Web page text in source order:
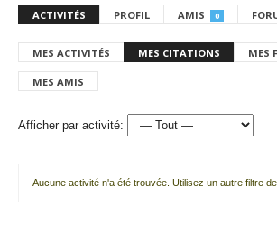
ACTIVITÉS PROFIL AMIS 0
MES ACTIVITÉS MES CITATIONS MES
MES AMIS
Afficher par activité:
Aucune activité n'a été trouvée. Utilisez un autre filtre